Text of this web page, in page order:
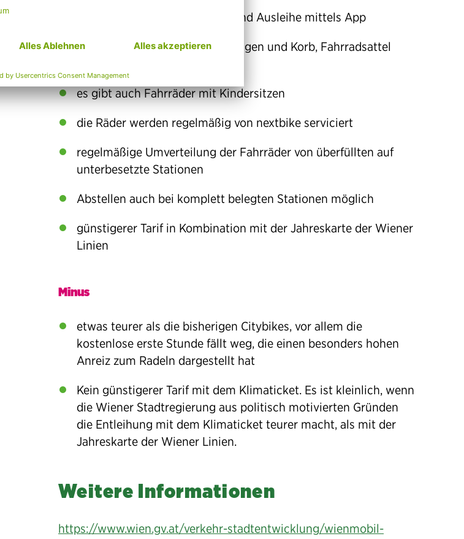
unkomplizierte Registrierung und Ausleihe mittels App
solide Fahrräder mit sieben Gängen und Korb, Fahrradsattel
es gibt auch Fahrräder mit Kindersitzen
die Räder werden regelmäßig von nextbike serviciert
regelmäßige Umverteilung der Fahrräder von überfüllten auf
unterbesetzte Stationen
Abstellen auch bei komplett belegten Stationen möglich
günstigerer Tarif in Kombination mit der Jahreskarte der Wiener
Linien
Minus
etwas teurer als die bisherigen Citybikes, vor allem die
kostenlose erste Stunde fällt weg, die einen besonders hohen
Anreiz zum Radeln dargestellt hat
Kein günstigerer Tarif mit dem Klimaticket. Es ist kleinlich, wenn
die Wiener Stadtregierung aus politisch motivierten Gründen
die Entleihung mit dem Klimaticket teurer macht, als mit der
Jahreskarte der Wiener Linien.
Weitere Informationen
https://www.wien.gv.at/verkehr-stadtentwicklung/wienmobil-